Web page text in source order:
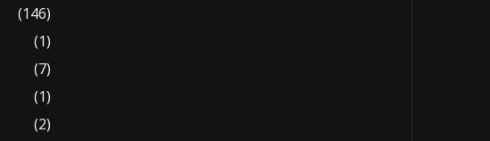
(146)
(1)
(7)
(1)
(2)